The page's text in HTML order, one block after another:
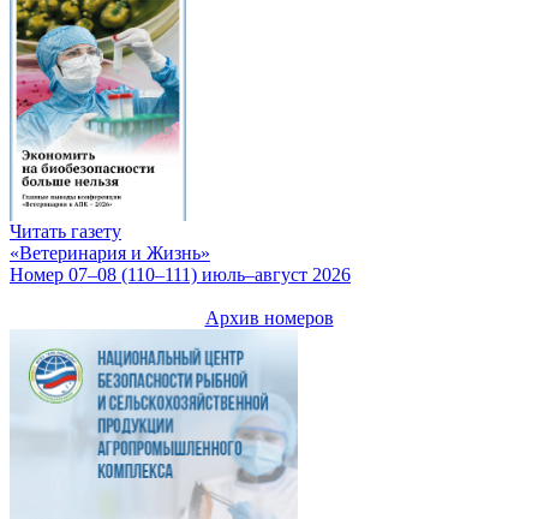
Читать газету
«Ветеринария и Жизнь»
Номер 07–08 (110–111) июль–август 2026
Архив номеров